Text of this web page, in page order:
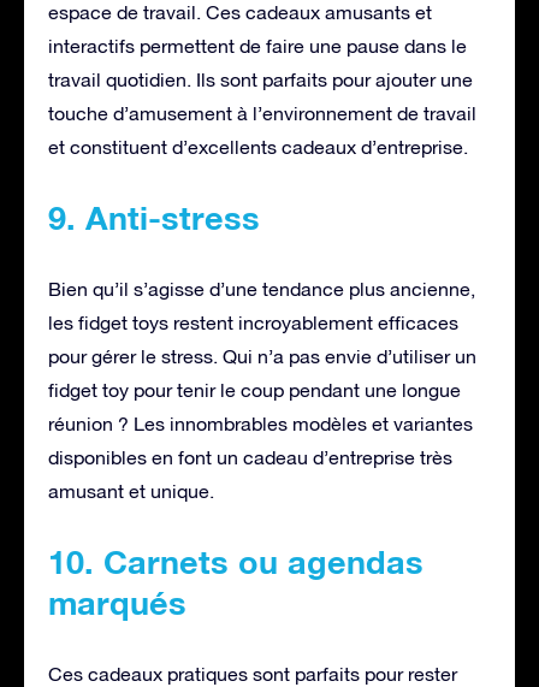
espace de travail. Ces cadeaux amusants et
interactifs permettent de faire une pause dans le
travail quotidien. Ils sont parfaits pour ajouter une
touche d’amusement à l’environnement de travail
et constituent d’excellents cadeaux d’entreprise.
9. Anti-stress
Bien qu’il s’agisse d’une tendance plus ancienne,
les fidget toys restent incroyablement efficaces
pour gérer le stress. Qui n’a pas envie d’utiliser un
fidget toy pour tenir le coup pendant une longue
réunion ? Les innombrables modèles et variantes
disponibles en font un cadeau d’entreprise très
amusant et unique.
10. Carnets ou agendas
marqués
Ces cadeaux pratiques sont parfaits pour rester